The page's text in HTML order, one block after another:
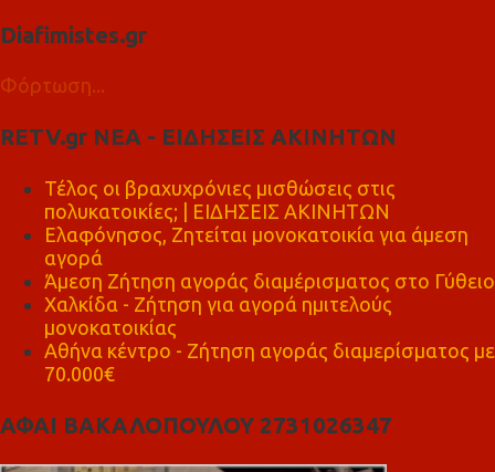
Diafimistes.gr
Φόρτωση...
RETV.gr ΝΕΑ - ΕΙΔΗΣΕΙΣ ΑΚΙΝΗΤΩΝ
Τέλος οι βραχυχρόνιες μισθώσεις στις
πολυκατοικίες; | ΕΙΔΗΣΕΙΣ ΑΚΙΝΗΤΩΝ
Ελαφόνησος, Ζητείται μονοκατοικία για άμεση
αγορά
Άμεση Ζήτηση αγοράς διαμέρισματος στο Γύθειο
Χαλκίδα - Ζήτηση για αγορά ημιτελούς
μονοκατοικίας
Αθήνα κέντρο - Ζήτηση αγοράς διαμερίσματος με
70.000€
ΑΦΑΙ ΒΑΚΑΛΟΠΟΥΛΟΥ 2731026347